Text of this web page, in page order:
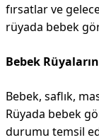
fırsatlar ve
rüyada bebek
Bebek
Bebek, saflık,
Rüyada bebek
durumu temsil